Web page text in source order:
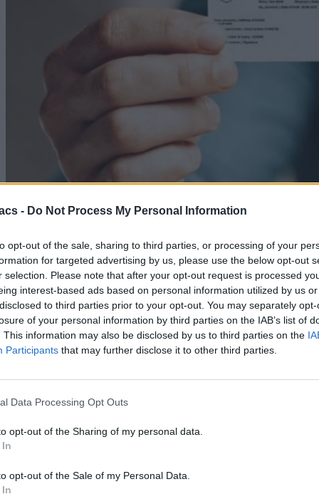
- Do Not Process My Personal Information
opt-out of the sale, sharing to third parties, or processing of your
for targeted advertising by us, please use the below opt-out
selection. Please note that after your opt-out request is processed
interest-based ads based on personal information utilized by us
to third parties prior to your opt-out. You may separately
of your personal information by third parties on the IAB’s list of
This information may also be disclosed by us to third parties on the
Participants that may further disclose it to other third parties.
Data Processing Opt Outs
opt-out of the Sharing of my personal data.
opt-out of the Sale of my Personal Data.
Χρειάζεσαι ψηφιακό αντίγραφο pdf της ταυτότητας
σου
08/08/2026
Techmaniacs Originals
the latest tech so you know what is actually worth your money.
Swipe Reviews